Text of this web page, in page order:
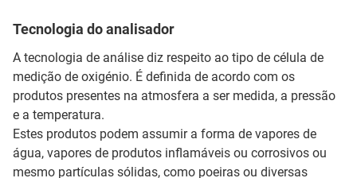
Tecnologia do analisador
A tecnologia de análise diz respeito ao tipo de célula de
medição de oxigénio. É definida de acordo com os
produtos presentes na atmosfera a ser medida, a pressão
e a temperatura.
Estes produtos podem assumir a forma de vapores de
água, vapores de produtos inflamáveis ou corrosivos ou
mesmo partículas sólidas, como poeiras ou diversas